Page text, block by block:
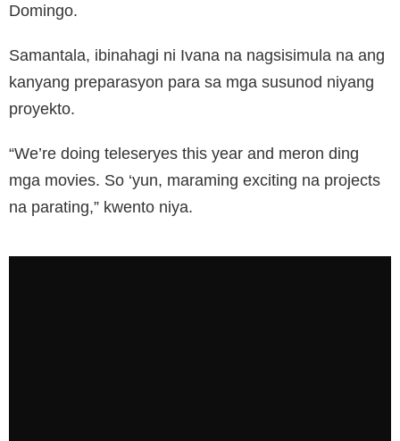
Domingo.
Samantala, ibinahagi ni Ivana na nagsisimula na ang
kanyang preparasyon para sa mga susunod niyang
proyekto.
“We’re doing teleseryes this year and meron ding
mga movies. So ‘yun, maraming exciting na projects
na parating,” kwento niya.